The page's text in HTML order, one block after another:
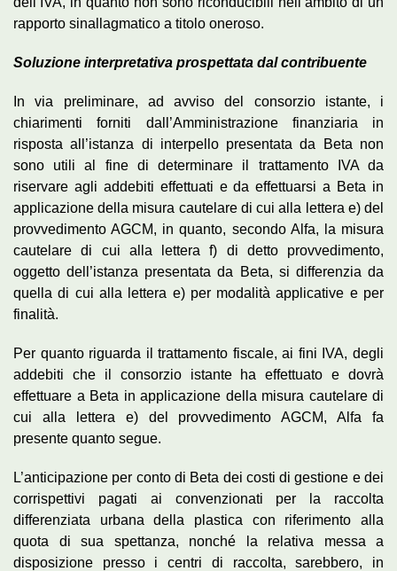
rapporto sinallagmatico a titolo oneroso.
Soluzione interpretativa prospettata dal contribuente
In via preliminare, ad avviso del consorzio istante, i
chiarimenti forniti dall’Amministrazione finanziaria in
risposta all’istanza di interpello presentata da Beta non
sono utili al fine di determinare il trattamento IVA da
riservare agli addebiti effettuati e da effettuarsi a Beta in
applicazione della misura cautelare di cui alla lettera e) del
provvedimento AGCM, in quanto, secondo Alfa, la misura
cautelare di cui alla lettera f) di detto provvedimento,
oggetto dell’istanza presentata da Beta, si differenzia da
quella di cui alla lettera e) per modalità applicative e per
finalità.
Per quanto riguarda il trattamento fiscale, ai fini IVA, degli
addebiti che il consorzio istante ha effettuato e dovrà
effettuare a Beta in applicazione della misura cautelare di
cui alla lettera e) del provvedimento AGCM, Alfa fa
presente quanto segue.
L’anticipazione per conto di Beta dei costi di gestione e dei
corrispettivi pagati ai convenzionati per la raccolta
differenziata urbana della plastica con riferimento alla
quota di sua spettanza, nonché la relativa messa a
disposizione presso i centri di raccolta, sarebbero, in